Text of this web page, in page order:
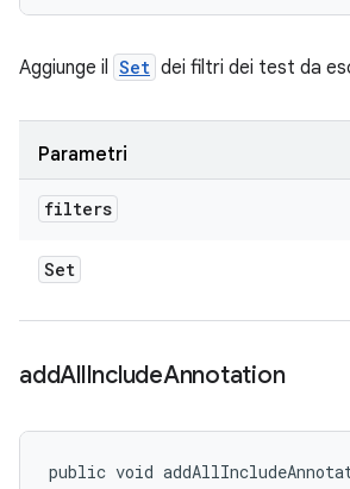
Aggiunge il Set dei filtri dei test da
Parametri
filters
Set
addAllIncludeAnnotation
public void